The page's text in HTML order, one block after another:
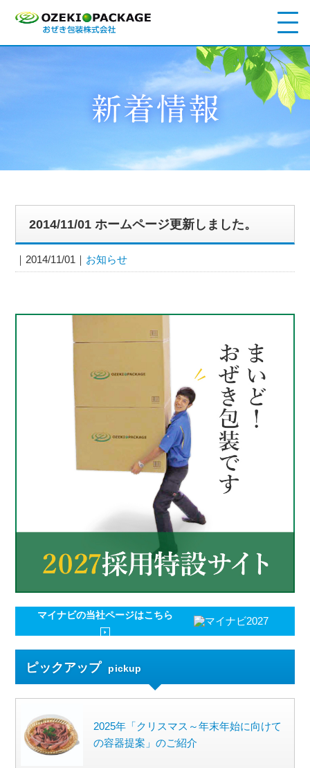
2014/11/01 ホームページ更新しました。
2014/11/01 お知らせ
マイナビの当社ページはこちら
ピックアップ pickup
2025年「クリスマス～年末年始に向けて
の容器提案」のご紹介